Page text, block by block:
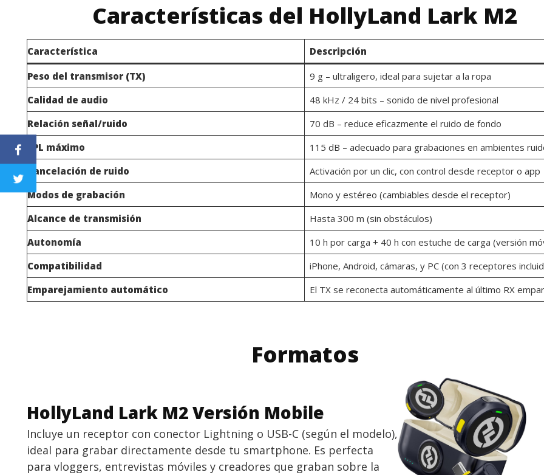
Características del HollyLand Lark M2
Característica Descripción
Peso del transmisor (TX)
9 g – ultraligero, ideal para sujetar a la ropa
Calidad de audio
48 kHz / 24 bits – sonido de nivel profesional
Relación señal/ruido
70 dB – reduce eficazmente el ruido de fondo
SPL máximo
115 dB – adecuado para grabaciones en ambientes
Cancelación de ruido
Activación por un clic, con control desde receptor o app
Modos de grabación
Mono y estéreo (cambiables desde el receptor)
Alcance de transmisión
Hasta 300 m (sin obstáculos)
Autonomía
10 h por carga + 40 h con estuche de carga (versión
Compatibilidad
iPhone, Android, cámaras, y PC (con 3 receptores
Emparejamiento automático
El TX se reconecta automáticamente al último RX
Formatos
HollyLand Lark M2 Versión Mobile
Incluye un receptor con conector Lightning o USB-C (según el modelo),
ideal para grabar directamente desde tu smartphone. Es perfecta
para vloggers, entrevistas móviles y creadores que graban sobre la